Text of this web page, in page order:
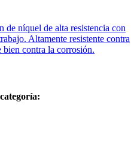
níquel de alta resistencia con
Altamente resistente contra
bien contra la corrosión.